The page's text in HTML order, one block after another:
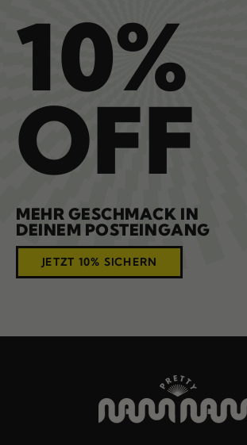
10%
OFF
MEHR GESCHMACK IN
DEINEM POSTEINGANG
JETZT 10% SICHERN